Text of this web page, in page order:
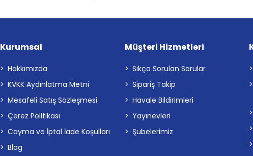
Kurumsal
Hakkımızda
KVKK Aydınlatma Metni
Mesafeli Satış Sözleşmesi
Çerez Politikası
Cayma ve İptal İade Koşulları
Blog
Müşteri Hizmetleri
Sıkça Sorulan Sorular
Sipariş Takip
Havale Bildirimleri
Yayınevleri
Şubelerimiz